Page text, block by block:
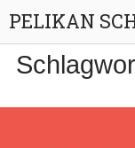
PELIKAN